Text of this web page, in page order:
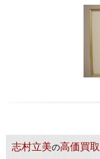
志村立美の高価買取